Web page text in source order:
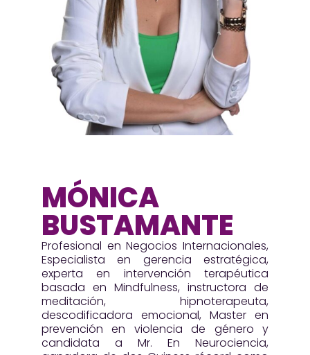
MÓNICA
BUSTAMANTE
Profesional en Negocios Internacionales,
Especialista en gerencia estratégica,
experta en intervención terapéutica
basada en Mindfulness, instructora de
meditación, hipnoterapeuta,
descodificadora emocional, Master en
prevención en violencia de género y
candidata a Mr. En Neurociencia,